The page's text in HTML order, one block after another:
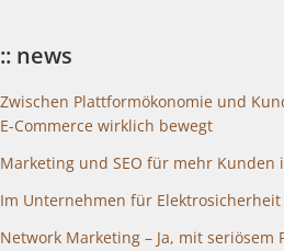
:: news
Zwischen Plattformökonomie und
E-Commerce wirklich bewegt
Marketing und SEO für mehr
Im Unternehmen für Elektrosicherheit
Network Marketing – Ja, mit seriösem